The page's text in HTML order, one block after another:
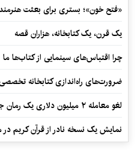
«فتح خون»؛ بستری برای بعثت
یک قرن، یک کتابخانه، هزاران قصه
چرا اقتباس‌های سینمایی از کتاب‌ها ما
ضرورت‌های راه‌اندازی کتابخانه
لغو معامله ۲ میلیون دلاری یک رمان جنایی
نمایش یک نسخه نادر از قرآن کریم در